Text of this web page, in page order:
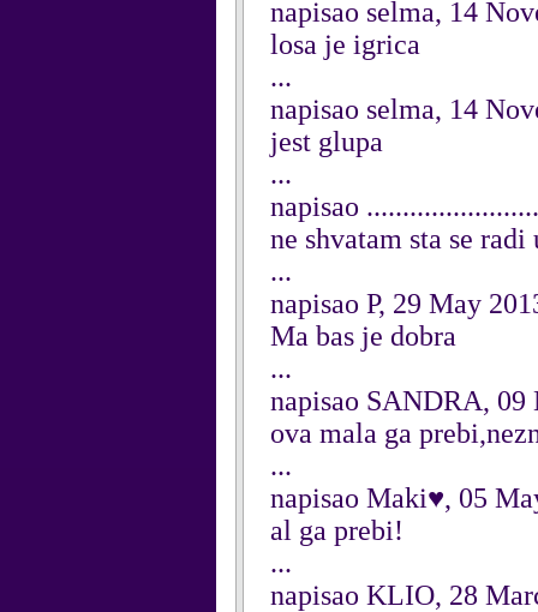
napisao selma, 14
losa je igrica
...
napisao selma, 14
jest glupa
...
napisao
ne shvatam sta se
...
napisao P, 29 May
Ma bas je dobra
...
napisao SANDRA, 09
ova mala ga
...
napisao Maki♥, 05
al ga prebi!
...
napisao KLIO, 28